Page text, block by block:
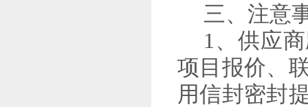
三、注意
1、供应
项目报价、
用信封密封